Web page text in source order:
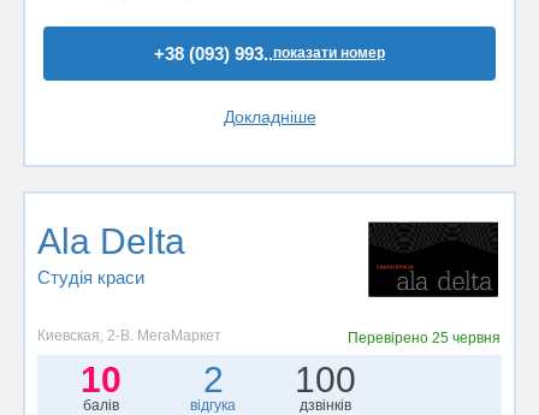
+38 (093) 993..показати номер
Докладніше
Ala Delta
Студія краси
Киевская, 2-В. МегаМаркет Перевірено25 червня
10
балів
2
відгука
100
дзвінків